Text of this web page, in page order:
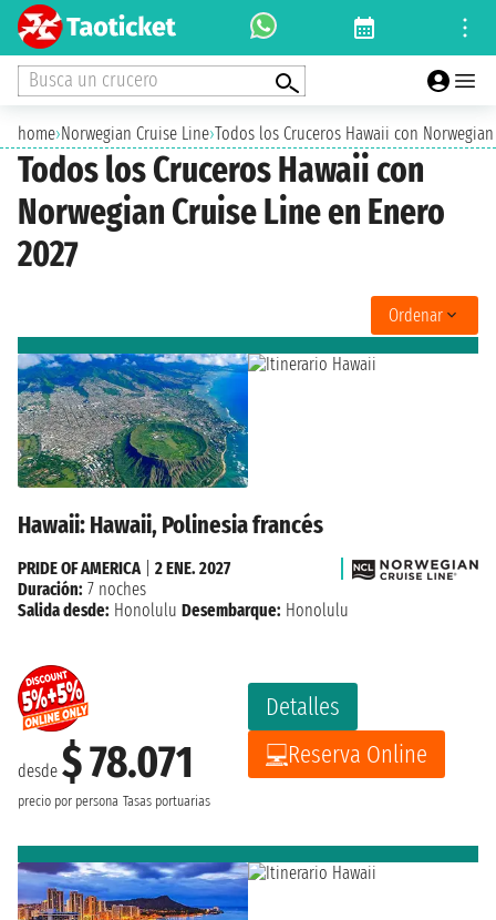
Busca un crucero
home›Norwegian Cruise Line›Todos los Cruceros Hawaii con
Todos los Cruceros Hawaii con
Norwegian Cruise Line en Enero
2027
Ordenar
Hawaii: Hawaii, Polinesia francés
desde $ 78.071
precio por persona Tasas portuarias
Detalles
Reserva Online
PRIDE OF AMERICA| 2 ENE. 2027
Duración: 7 noches
Salida desde: Honolulu Desembarque: Honolulu